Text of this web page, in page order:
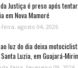
Justiça é preso após
em Nova Mamoré
agosto 04, 2026
luz do dia deixa
Luzia, em Guajará-